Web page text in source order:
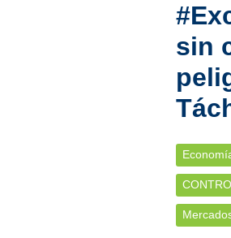
sin